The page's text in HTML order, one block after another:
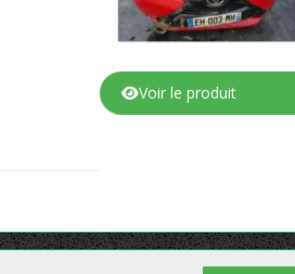
Voir le produit